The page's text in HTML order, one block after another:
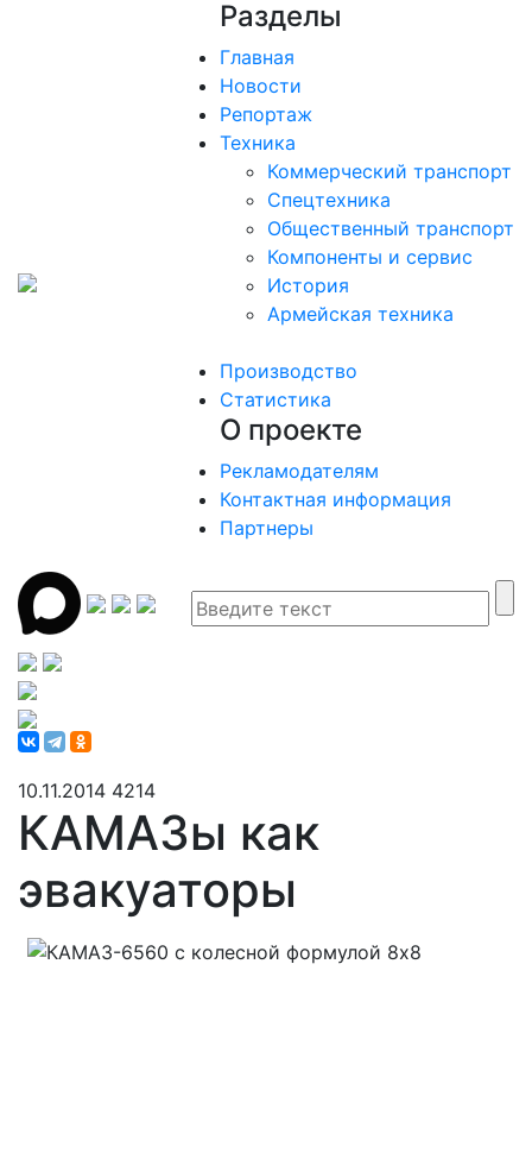
Разделы
Главная
Новости
Репортаж
Техника
Коммерческий транспорт
Спецтехника
Общественный транспорт
Компоненты и сервис
История
Армейская техника
Производство
Статистика
О проекте
Рекламодателям
Контактная информация
Партнеры
10.11.2014 4214
КАМАЗы как
эвакуаторы